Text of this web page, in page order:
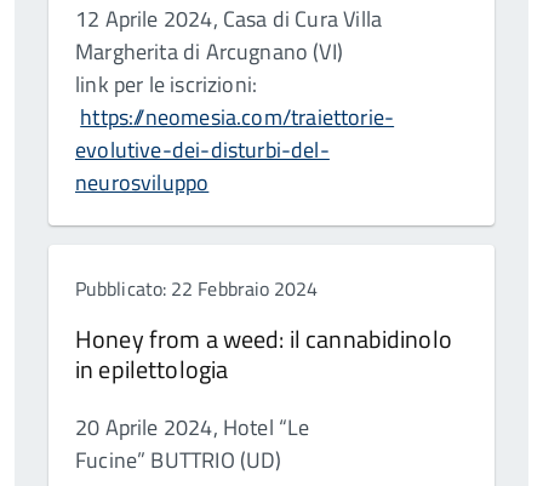
12 Aprile 2024, Casa di Cura Villa
Margherita di Arcugnano (VI)
link per le iscrizioni:
https://neomesia.com/traiettorie-
evolutive-dei-disturbi-del-
neurosviluppo
Pubblicato: 22 Febbraio 2024
Honey from a weed: il cannabidinolo
in epilettologia
20 Aprile 2024, Hotel “Le
Fucine” BUTTRIO (UD)